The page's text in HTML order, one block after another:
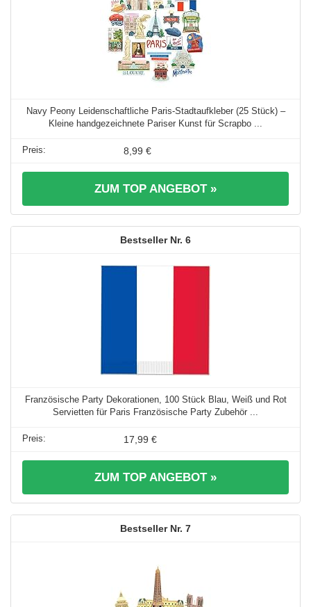
Navy Peony Leidenschaftliche Paris-Stadtaufkleber (25 Stück) –
Kleine handgezeichnete Pariser Kunst für Scrapbo ...
8,99 €
ZUM TOP ANGEBOT »
6
Französische Party Dekorationen, 100 Stück Blau, Weiß und Rot
Servietten für Paris Französische Party Zubehör ...
17,99 €
ZUM TOP ANGEBOT »
7